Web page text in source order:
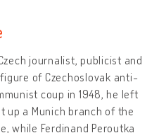
journalist, publicist and
of Czechoslovak anti-
coup in 1948, he left
up a Munich branch of the
while Ferdinand Peroutka